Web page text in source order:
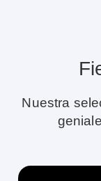
Nuestra